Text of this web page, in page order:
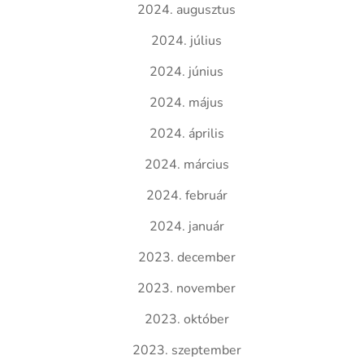
2024. augusztus
2024. július
2024. június
2024. május
2024. április
2024. március
2024. február
2024. január
2023. december
2023. november
2023. október
2023. szeptember